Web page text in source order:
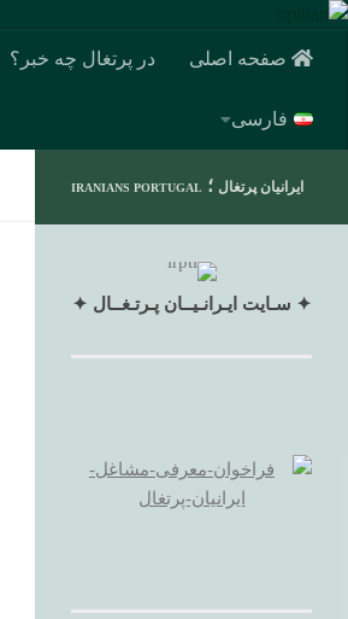
صفحه اصلی
در پرتغال چه خبر؟
فارسی
ایرانیان پرتغال ؛ IRANIANS PORTUGAL
✦ سـایت ایـرانـیــان پـرتـغــال ✦